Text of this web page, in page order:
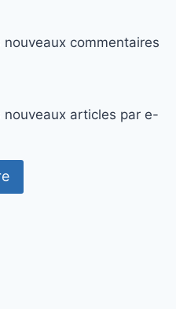
commentaires
articles par e-